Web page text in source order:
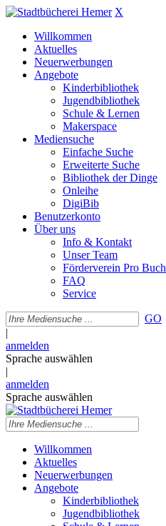
X
Willkommen
Aktuelles
Neuerwerbungen
Angebote
Kinderbibliothek
Jugendbibliothek
Schule & Lernen
Makerspace
Mediensuche
Einfache Suche
Erweiterte Suche
Bibliothek der Dinge
Onleihe
DigiBib
Benutzerkonto
Über uns
Info & Kontakt
Unser Team
Förderverein Pro Buch
FAQ
Service
GO
|
anmelden
Sprache auswählen
|
anmelden
Sprache auswählen
Willkommen
Aktuelles
Neuerwerbungen
Angebote
Kinderbibliothek
Jugendbibliothek